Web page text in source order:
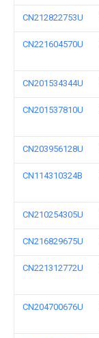
CN212822753U
CN221604570U
CN201534344U
CN201537810U
CN203956128U
CN114310324B
CN210254305U
CN216829675U
CN221312772U
CN204700676U